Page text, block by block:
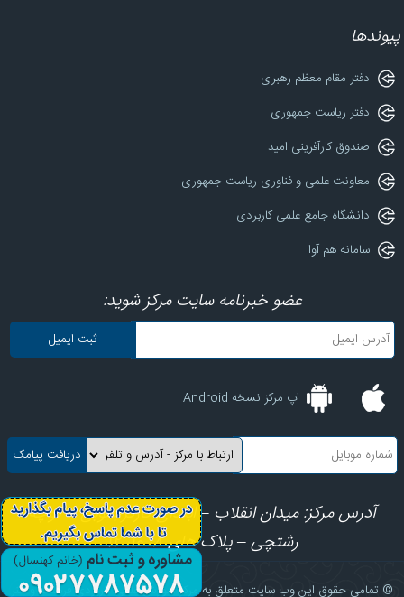
پیوندها
دفتر مقام معظم رهبری
دفتر ریاست جمهوری
صندوق کارآفرینی امید
معاونت علمی و فناوری ریاست جمهوری
دانشگاه جامع علمی کاربردی
سامانه هم آوا
عضو خبرنامه سایت مرکز شوید:
اپ مرکز نسخه Android
آدرس مرکز: میدان انقلاب – ابتدای کارگرجنوبی – کوچه
رشتچی – پلاک های 8، 10، 12
© تمامی حقوق این وب سایت متعلق به مرکز آموزش علمی کاربردی فرهنگ و هنر